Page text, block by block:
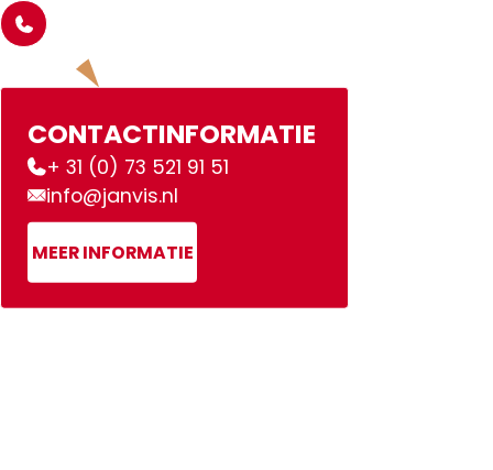
CONTACTINFORMATIE
+ 31 (0) 73 521 91 51
info@janvis.nl
MEER INFORMATIE